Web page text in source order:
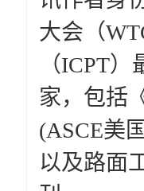
大会（
（ICPT
家，包括
(ASCE美
以及路面